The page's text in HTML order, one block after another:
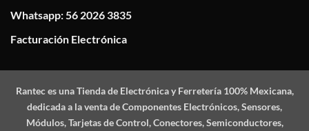
Whatsapp: 56 2026 3835
Facturación Electrónica
Ranteces una Tienda de Electrónica y Ferretería 100% Mexicana,
dedicada a la venta de Componentes Electrónicos, Sensores,
Módulos, Tarjetas de Control, Conectores, Semiconductores,